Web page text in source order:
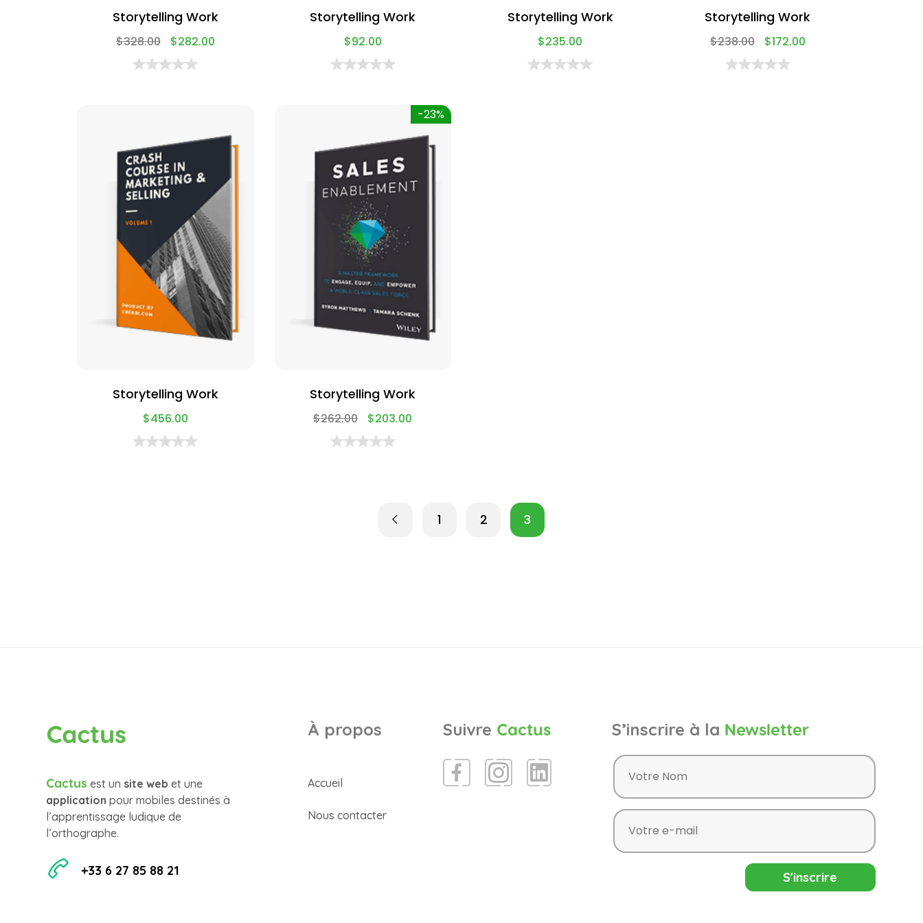
Storytelling Work
$328.00 $282.00
Storytelling Work
$92.00
Storytelling Work
$235.00
Storytelling Work
$238.00 $172.00
Storytelling Work
$456.00
-23%
Storytelling Work
$262.00 $203.00
1 2 3
Cactus
Cactus est un site web et une
application pour mobiles destinés à
l’apprentissage ludique de
l’orthographe.
+33 6 27 85 88 21
À propos
Accueil
Nous contacter
Suivre Cactus S’inscrire à la Newsletter